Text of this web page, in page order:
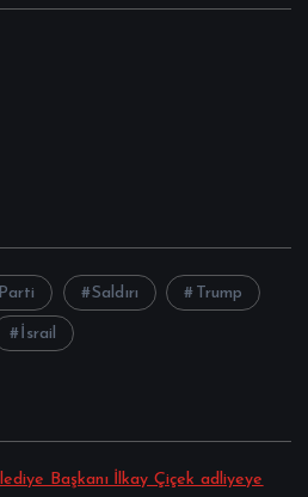
Parti Saldırı Trump
İsrail
Başkanı İlkay Çiçek adliyeye